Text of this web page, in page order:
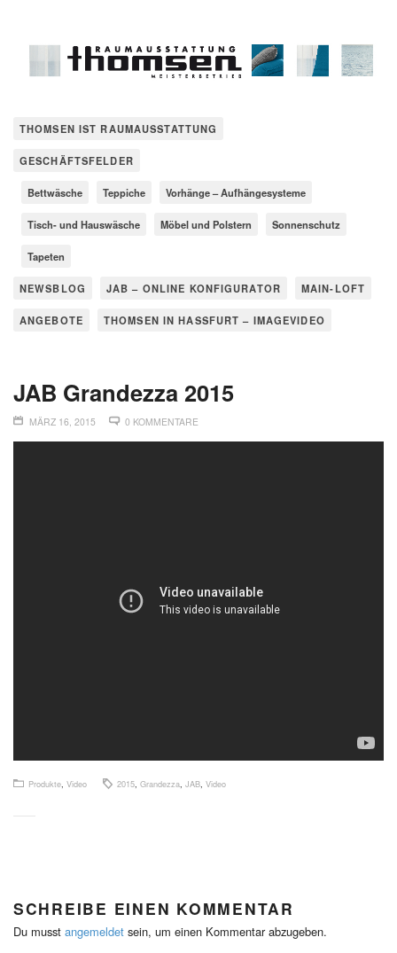
THOMSEN IST RAUMAUSSTATTUNG
GESCHÄFTSFELDER
Bettwäsche Teppiche Vorhänge – Aufhängesysteme
Tisch- und Hauswäsche Möbel und Polstern Sonnenschutz
Tapeten
NEWSBLOG JAB – ONLINE KONFIGURATOR MAIN-LOFT
ANGEBOTE THOMSEN IN HASSFURT – IMAGEVIDEO
JAB Grandezza 2015
MÄRZ 16, 2015 0 KOMMENTARE
Produkte Video 2015 Grandezza JAB Video
SCHREIBE EINEN KOMMENTAR
Du musst angemeldet sein, um einen Kommentar abzugeben.